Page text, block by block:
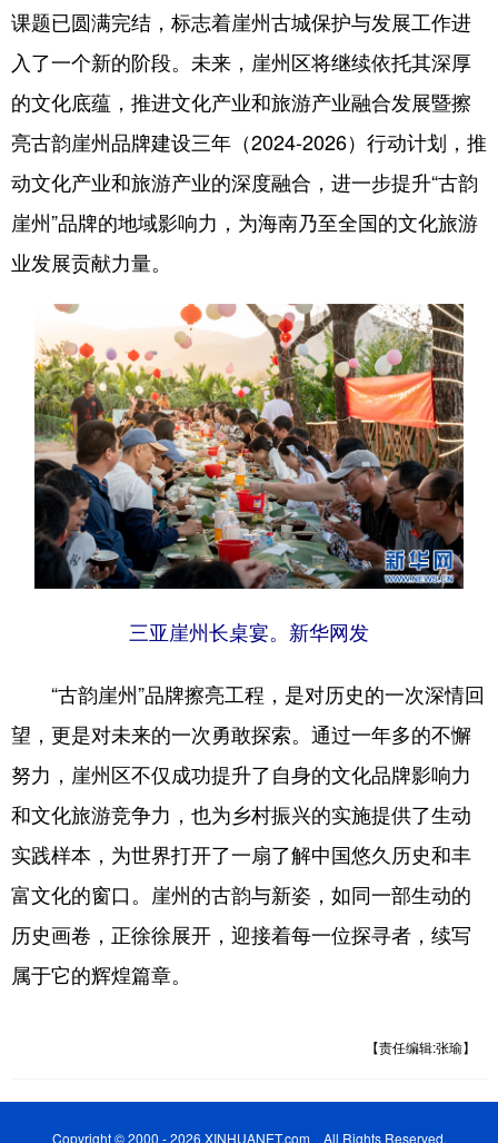
课题已圆满完结，标志着崖州古城保护与发展工作进
入了一个新的阶段。未来，崖州区将继续依托其深厚
的文化底蕴，推进文化产业和旅游产业融合发展暨擦
亮古韵崖州品牌建设三年（2024-2026）行动计划，推
动文化产业和旅游产业的深度融合，进一步提升“古韵
崖州”品牌的地域影响力，为海南乃至全国的文化旅游
业发展贡献力量。
三亚崖州长桌宴。新华网发
“古韵崖州”品牌擦亮工程，是对历史的一次深情回
望，更是对未来的一次勇敢探索。通过一年多的不懈
努力，崖州区不仅成功提升了自身的文化品牌影响力
和文化旅游竞争力，也为乡村振兴的实施提供了生动
实践样本，为世界打开了一扇了解中国悠久历史和丰
富文化的窗口。崖州的古韵与新姿，如同一部生动的
历史画卷，正徐徐展开，迎接着每一位探寻者，续写
属于它的辉煌篇章。
【责任编辑:张瑜】
Copyright © 2000 - 2026 XINHUANET.com All Rights Reserved.